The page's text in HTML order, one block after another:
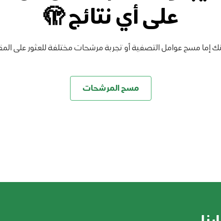
على أي نتائج 🫣
إما مسح عوامل التصفية أو تجربة مرشحات مختلفة للعثور على
مسح المرشحات